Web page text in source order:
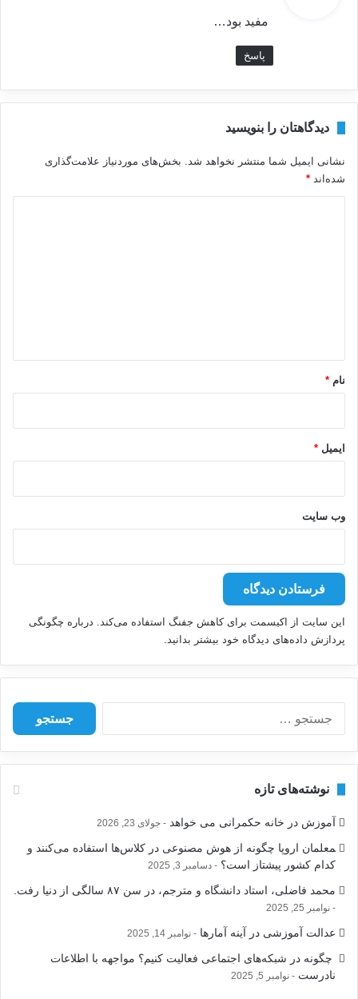
:مفید بود…
پاسخ
دیدگاهتان را بنویسید
نشانی ایمیل شما منتشر نخواهد شد. بخش‌های موردنیاز علامت‌گذاری
شده‌اند *
نام *
ایمیل *
وب‌ سایت
این سایت از اکیسمت برای کاهش جفنگ استفاده می‌کند. درباره چگونگی
پردازش داده‌های دیدگاه خود بیشتر بدانید.
س
ا
ی
نوشته‌های تازه
آموزش در خانه حکمرانی می خواهد جولای 23, 2026
‍معلمان اروپا چگونه از هوش مصنوعی در کلاس‌ها استفاده می‌کنند و
کدام کشور پیشتاز است؟
دسامبر 3, 2025
محمد فاضلی، استاد دانشگاه و مترجم، در سن ۸۷ سالگی از دنیا رفت.
نوامبر 25, 2025
عدالت آموزشی در آینه آمارها نوامبر 14, 2025
‍ چگونه در شبکه‌های اجتماعی فعالیت کنیم؟ مواجهه با اطلاعات
نادرست
نوامبر 5, 2025